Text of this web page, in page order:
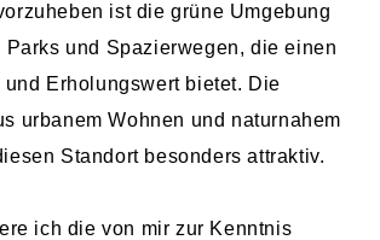
ist die grüne Umgebung
Parks und Spazierwegen, die einen
und Erholungswert bietet. Die
urbanem Wohnen und naturnahem
Standort besonders attraktiv.
ich die von mir zur Kenntnis